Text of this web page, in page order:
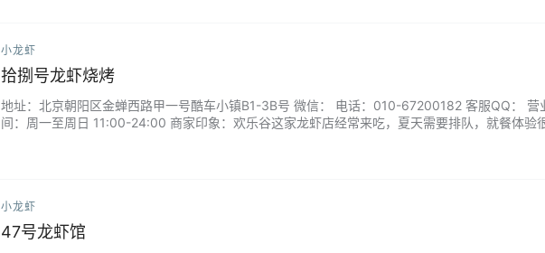
小龙虾
拾捌号龙虾烧烤
地址：北京朝阳区金蝉西路甲一号酷车小镇B1-3B号 微信： 电话：010-67200182 客服QQ： 营
间：周一至周日 11:00-24:00 商家印象：欢乐谷这家龙虾店经常来吃，夏天需要排队，就餐体验
小龙虾
47号龙虾馆